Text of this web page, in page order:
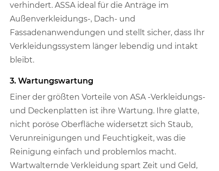
verhindert. ASSA ideal für die Anträge im
Außenverkleidungs-, Dach- und
Fassadenanwendungen und stellt sicher, dass Ihr
Verkleidungssystem länger lebendig und intakt
bleibt.
3. Wartungswartung
Einer der größten Vorteile von ASA -Verkleidungs-
und Deckenplatten ist ihre Wartung. Ihre glatte,
nicht poröse Oberfläche widersetzt sich Staub,
Verunreinigungen und Feuchtigkeit, was die
Reinigung einfach und problemlos macht.
Wartwalternde Verkleidung spart Zeit und Geld,